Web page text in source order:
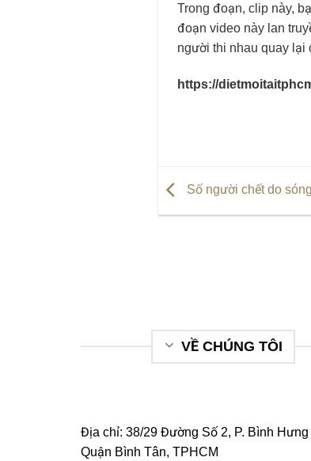
Trong đoạn, clip này,
đoạn video này lan
người thi nhau quay lại
https://
Số người chết do
VỀ CHÚNG TÔI
Địa chỉ: 38/29 Đường Số 2, P. Bình Hưng
Quận Bình Tân, TPHCM